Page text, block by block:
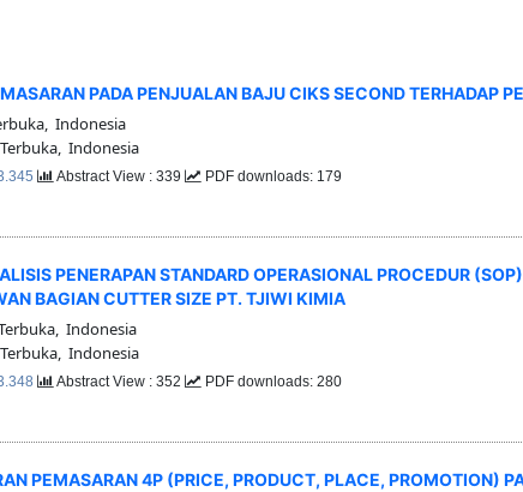
PADA PENJUALAN BAJU CIKS SECOND TERHADAP
Indonesia
Indonesia
Abstract View : 339 PDF downloads: 179
PENERAPAN STANDARD OPERASIONAL PROCEDUR
BAGIAN CUTTER SIZE PT. TJIWI KIMIA
Indonesia
Indonesia
Abstract View : 352 PDF downloads: 280
PEMASARAN 4P (PRICE, PRODUCT, PLACE, PROMOTION)